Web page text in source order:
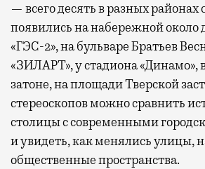
— всего десять в разных
появились на набережной около
«ГЭС-2», на бульваре Братьев
«ЗИЛАРТ», у стадиона «Динамо»,
затоне, на площади Тверской
стереоскопов можно сравнить
столицы с современными
и увидеть, как менялись улицы,
общественные пространства.